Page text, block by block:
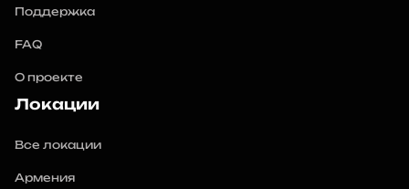
Поддержка
FAQ
О проекте
Локации
Все локации
Армения